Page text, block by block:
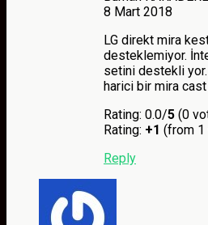
8 Mart 2018
LG direkt mira
desteklemiyor.
setini destekli yor.
harici bir mira
Rating: 0.0/5 (0
Rating: +1 (from 1
Reply